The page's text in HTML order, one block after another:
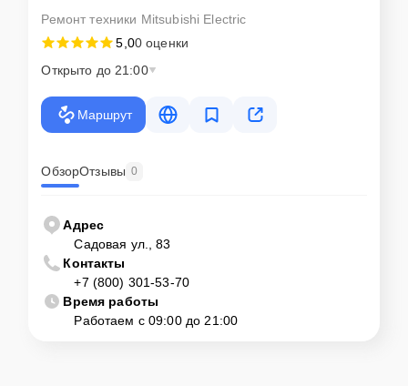
Ремонт техники Mitsubishi Electric
5,00 оценки
Открыто до 21:00
Маршрут
ОбзорОтзывы 0
Адрес
Садовая ул., 83
Контакты
+7 (800) 301-53-70
Время работы
Работаем с 09:00 до 21:00